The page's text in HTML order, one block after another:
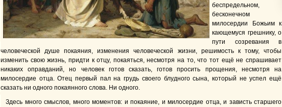
беспредельном,
бесконечном
милосердии Божьим к
кающемуся грешнику, о
пути созревания в
человеческой душе покаяния, изменения человеческой жизни, решимость к тому, чтобы
изменить свою жизнь, придти к отцу, покаяться, несмотря на то, что тот ещё не спрашивает
никаких оправданий, но человек готов сказать, готов просить прощения, несмотря на
милосердие отца. Отец первый пал на грудь своего блудного сына, который не успел ещё
сказать ни одного покаянного слова. Ни одного.
Здесь много смыслов, много моментов: и покаяние, и милосердие отца, и зависть старшего